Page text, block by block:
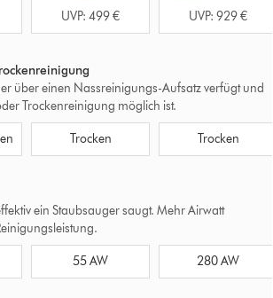
UVP: 499 € UVP: 929 €
über einen Nassreinigungs-Aufsatz verfügt und
Trockenreinigung möglich ist.
Dyson
Trocken
Dyson
Trocken
ein Staubsauger saugt. Mehr Airwatt
Dyson
55 AW
Dyson
280 AW